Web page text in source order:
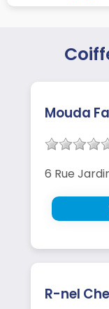
Mouda
6 Rue
R-nel